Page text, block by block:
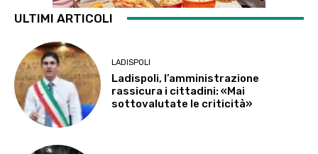
ULTIMI ARTICOLI
LADISPOLI
Ladispoli, l’amministrazione
rassicura i cittadini: «Mai
sottovalutate le criticità»